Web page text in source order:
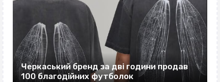
Черкаський бренд за дві години продав
100 благодійних футболок